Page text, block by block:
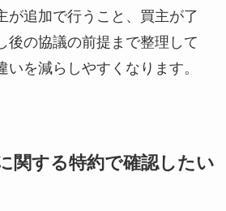
が追加で行うこと、買主が了
後の協議の前提まで整理して
いを減らしやすくなります。
関する特約で確認したい